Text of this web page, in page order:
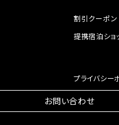
割引クーポン
提携宿泊ショ
プライバシー
お問い合わせ